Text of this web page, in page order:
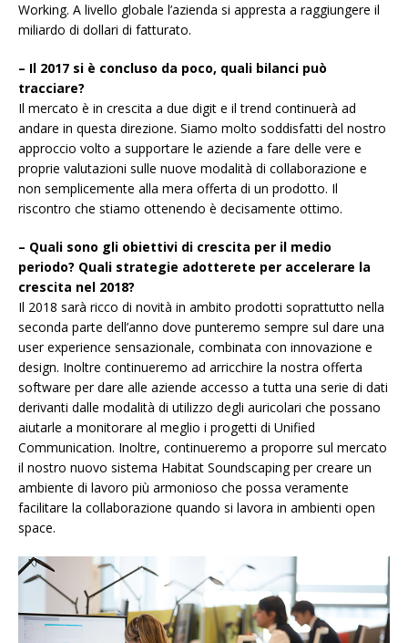
Working. A livello globale l’azienda si appresta a raggiungere il
miliardo di dollari di fatturato.
– Il 2017 si è concluso da poco, quali bilanci può
tracciare?
Il mercato è in crescita a due digit e il trend continuerà ad
andare in questa direzione. Siamo molto soddisfatti del nostro
approccio volto a supportare le aziende a fare delle vere e
proprie valutazioni sulle nuove modalità di collaborazione e
non semplicemente alla mera offerta di un prodotto. Il
riscontro che stiamo ottenendo è decisamente ottimo.
– Quali sono gli obiettivi di crescita per il medio
periodo? Quali strategie adotterete per accelerare la
crescita nel 2018?
Il 2018 sarà ricco di novità in ambito prodotti soprattutto nella
seconda parte dell’anno dove punteremo sempre sul dare una
user experience sensazionale, combinata con innovazione e
design. Inoltre continueremo ad arricchire la nostra offerta
software per dare alle aziende accesso a tutta una serie di dati
derivanti dalle modalità di utilizzo degli auricolari che possano
aiutarle a monitorare al meglio i progetti di Unified
Communication. Inoltre, continueremo a proporre sul mercato
il nostro nuovo sistema Habitat Soundscaping per creare un
ambiente di lavoro più armonioso che possa veramente
facilitare la collaborazione quando si lavora in ambienti open
space.